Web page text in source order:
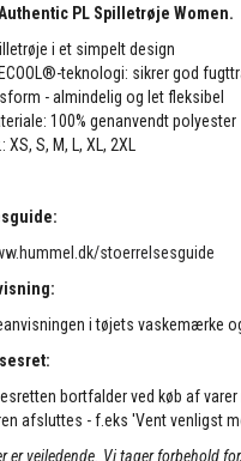
PL Spilletrøje Women.
i et simpelt design
teknologi: sikrer god
- almindelig og let fleksibel
100% genanvendt polyester
XS, S, M, L, XL, 2XL
stoerrelsesguide
i tøjets vaskemærke
bortfalder ved køb af
afsluttes - f.eks 'Vent venligst
er vejledende. Vi tager forbehold